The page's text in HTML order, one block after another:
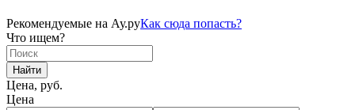
Рекомендуемые на Ау.руКак сюда попасть?
Что ищем?
Найти
Цена, руб.
Цена